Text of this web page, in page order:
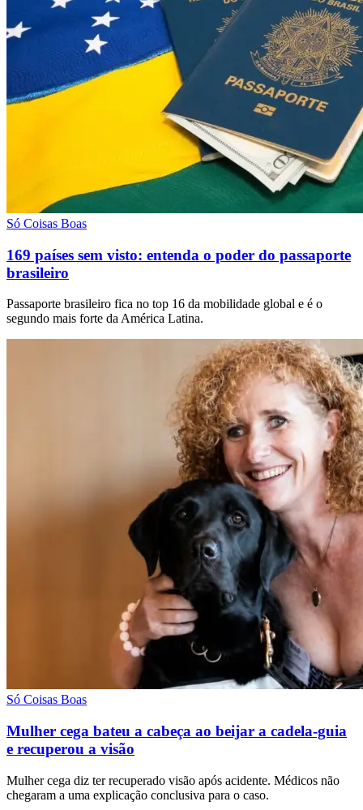
Só Coisas Boas
169 países sem visto: entenda o poder do passaporte
brasileiro
Passaporte brasileiro fica no top 16 da mobilidade global e é o
segundo mais forte da América Latina.
Só Coisas Boas
Mulher cega bateu a cabeça ao beijar a cadela-guia
e recuperou a visão
Mulher cega diz ter recuperado visão após acidente. Médicos não
chegaram a uma explicação conclusiva para o caso.